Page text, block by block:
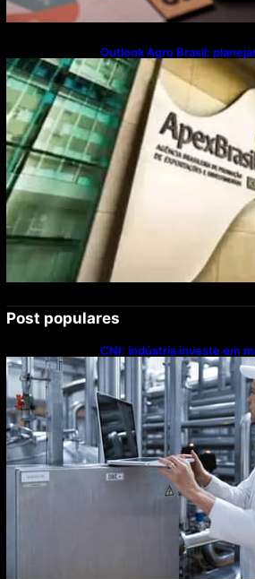
Outlook Agro Brasil:
pautam debates sobre
Post populares
CNI: indústria investe em
modernização tecnológica